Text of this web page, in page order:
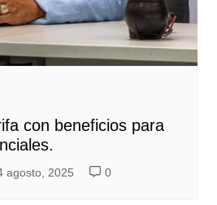
con beneficios para
agosto, 2025 0